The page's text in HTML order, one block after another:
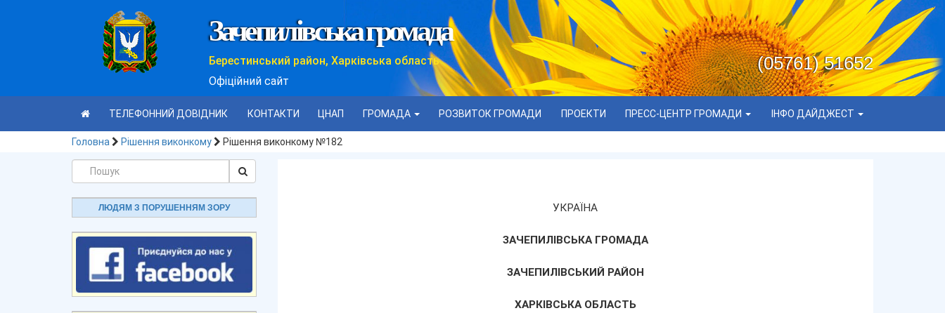
Зачепилівська громада
Берестинський район, Харківська область
Офіційний сайт
(05761) 51652
ТЕЛЕФОННИЙ ДОВІДНИК КОНТАКТИ ЦНАП ГРОМАДА РОЗВИТОК ГРОМАДИ ПРОЕКТИ ПРЕСС-ЦЕНТР ГРОМАДИ ІНФО ДАЙДЖЕСТ
Головна Рішення виконкому Рішення виконкому №182
ЛЮДЯМ З ПОРУШЕННЯМ ЗОРУ УКРАЇНА
ЗАЧЕПИЛІВСЬКА ГРОМАДА
ЗАЧЕПИЛІВСЬКИЙ РАЙОН
ХАРКІВСЬКА ОБЛАСТЬ